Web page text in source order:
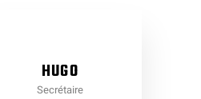
HUGO
Secrétaire